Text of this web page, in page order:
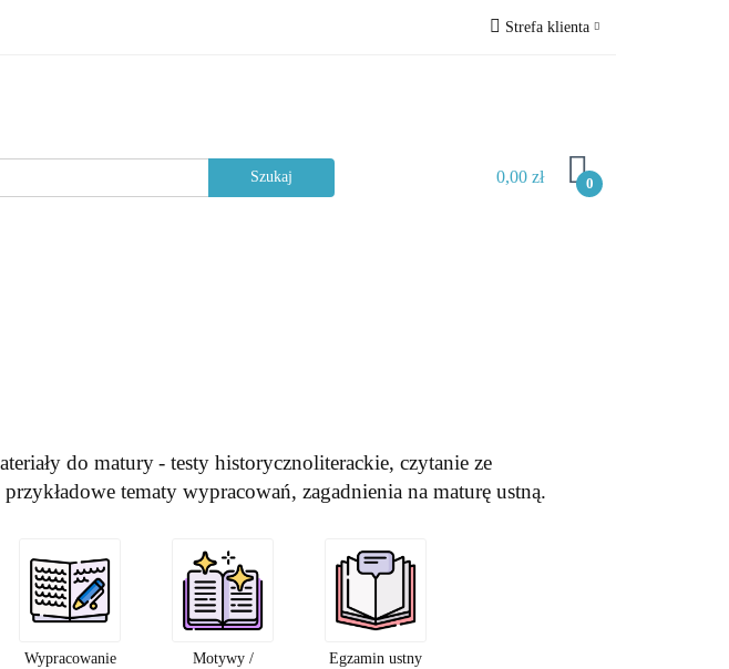
Strefa klienta
Zgody cookies
0,00 zł 0
do matury - testy historycznoliterackie, czytanie ze
tematy wypracowań, zagadnienia na maturę ustną.
Wypracowanie
Motywy /
Egzamin ustny